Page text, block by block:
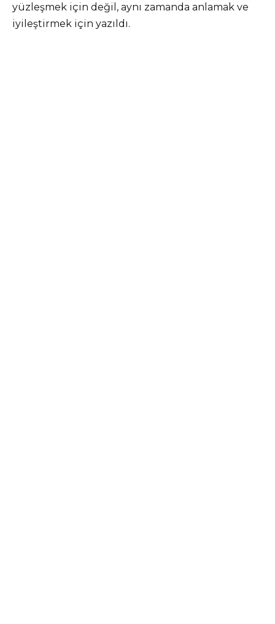
yüzleşmek için değil, aynı zamanda anlamak ve
iyileştirmek için yazıldı.